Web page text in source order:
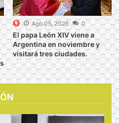
Ago 05, 2026 0
El papa León XIV viene a
Argentina en noviembre y
visitará tres ciudades.